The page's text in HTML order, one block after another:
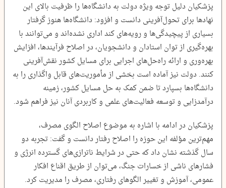
پزشکیان دلیل توجه ویژه دولت به دانشگاه‌ها را ظرفیت بالای این
نهادها برای تحول‌آفرینی دانست و افزود: دانشگاه‌ها هنوز گرفتار
بسیاری از پیچیدگی‌ها و رویه‌های کند اداری نشده‌اند و می‌توانند با
بهره‌گیری از توان استادان و دانشجویان، در اصلاح فرآیندها، افزایش
بهره‌وری و ارائه راه‌حل‌های اجرایی برای مسایل کشور نقش‌آفرینی
کنند. دولت نیز آماده است بخشی از مأموریت‌های قابل واگذاری را به
دانشگاه‌ها بسپارد تا ضمن کمک به حل مسایل کشور، زمینه
درآمدزایی و توسعه فعالیت‌های علمی و کاربردی آنان نیز فراهم شود.
پزشکیان در ادامه با اشاره به موضوع اصلاح الگوی مصرف،
مهم‌ترین مؤلفه این حوزه را اصلاح رفتار دانست و گفت: تجربه دو
سال گذشته نشان داد که حتی در شرایط ناترازی‌های گسترده انرژی و
فشارهای ناشی از خسارات جنگ، می‌توان از طریق اقناع افکار
عمومی، آموزش و تغییر الگوهای رفتاری، مصرف را مدیریت کرد.